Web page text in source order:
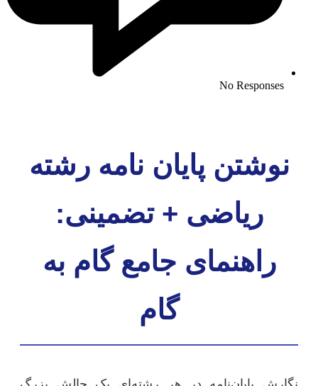
No Responses
نوشتن پایان نامه رشته
ریاضی + تضمینی:
راهنمای جامع گام به
گام